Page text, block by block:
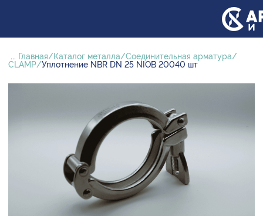
... Главная Каталог металла
Соединительная арматура
CLAMP Уплотнение NBR DN 25 NIOB 20040 шт